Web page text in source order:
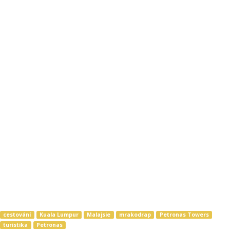
cestování Kuala Lumpur Malajsie mrakodrap
Petronas Towers
turistika
Petronas